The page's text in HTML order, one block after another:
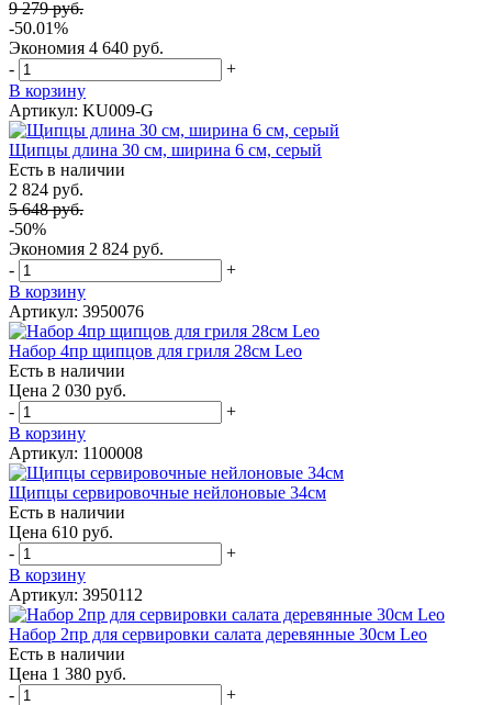
9 279 руб.
-50.01%
Экономия 4 640 руб.
-
+
В корзину
Артикул: KU009-G
Щипцы длина 30 см, ширина 6 см, серый
Есть в наличии
2 824 руб.
5 648 руб.
-50%
Экономия 2 824 руб.
-
+
В корзину
Артикул: 3950076
Набор 4пр щипцов для гриля 28см Leo
Есть в наличии
Цена 2 030 руб.
-
+
В корзину
Артикул: 1100008
Щипцы сервировочные нейлоновые 34см
Есть в наличии
Цена 610 руб.
-
+
В корзину
Артикул: 3950112
Набор 2пр для сервировки салата деревянные 30см Leo
Есть в наличии
Цена 1 380 руб.
-
+